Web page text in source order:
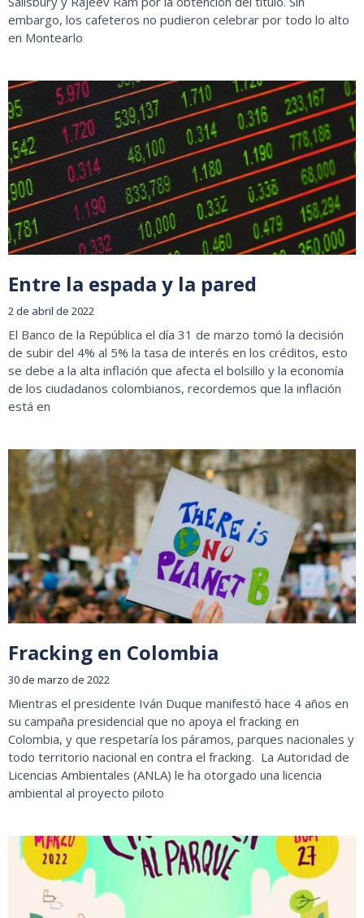
embargo, los cafeteros no pudieron celebrar por todo lo alto
en Montearlo
Entre la espada y la pared
2 de abril de 2022
El Banco de la República el día 31 de marzo tomó la decisión
de subir del 4% al 5% la tasa de interés en los créditos, esto
se debe a la alta inflación que afecta el bolsillo y la economía
de los ciudadanos colombianos, recordemos que la inflación
está en
Fracking en Colombia
30 de marzo de 2022
Mientras el presidente Iván Duque manifestó hace 4 años en
su campaña presidencial que no apoya el fracking en
Colombia, y que respetaría los páramos, parques nacionales y
todo territorio nacional en contra el fracking. La Autoridad de
Licencias Ambientales (ANLA) le ha otorgado una licencia
ambiental al proyecto piloto